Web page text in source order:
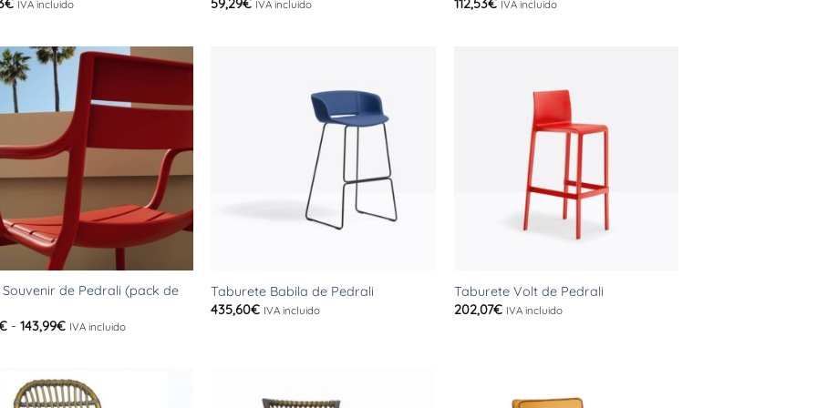
€ IVA incluido 59,29€ IVA incluido 112,53€ IVA incluido
Souvenir de Pedrali (pack de
- 143,99€Rango
116,16€
hasta
143,99€
IVA incluido
Taburete Babila de Pedrali
435,60€ IVA incluido
Taburete Volt de Pedrali
202,07€ IVA incluido